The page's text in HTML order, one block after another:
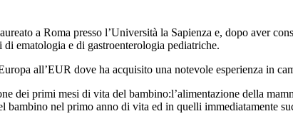
a Roma presso l’Università la Sapienza e, dopo aver
ematologia e di gastroenterologia pediatriche.
all’EUR dove ha acquisito una notevole esperienza in
dei primi mesi di vita del bambino:l’alimentazione della
nel primo anno di vita ed in quelli immediatamente